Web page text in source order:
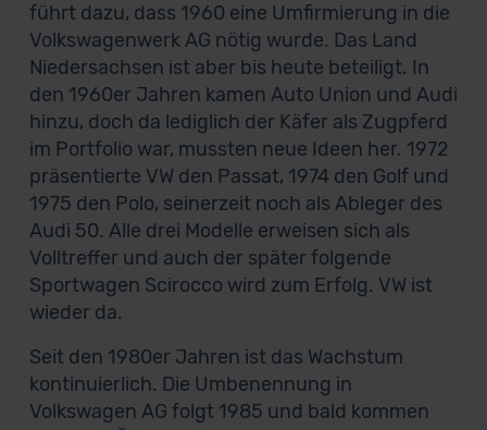
führt dazu, dass 1960 eine Umfirmierung in die
Volkswagenwerk AG nötig wurde. Das Land
Niedersachsen ist aber bis heute beteiligt. In
den 1960er Jahren kamen Auto Union und Audi
hinzu, doch da lediglich der Käfer als Zugpferd
im Portfolio war, mussten neue Ideen her. 1972
präsentierte VW den Passat, 1974 den Golf und
1975 den Polo, seinerzeit noch als Ableger des
Audi 50. Alle drei Modelle erweisen sich als
Volltreffer und auch der später folgende
Sportwagen Scirocco wird zum Erfolg. VW ist
wieder da.
Seit den 1980er Jahren ist das Wachstum
kontinuierlich. Die Umbenennung in
Volkswagen AG folgt 1985 und bald kommen